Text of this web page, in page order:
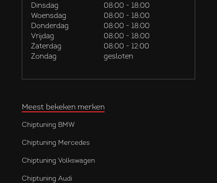
Dinsdag
08:00 - 18:00
Woensdag
08:00 - 18:00
Donderdag
08:00 - 18:00
Vrijdag
08:00 - 18:00
Zaterdag
08:00 - 12:00
Zondag
gesloten
Meest bekeken merken
Chiptuning BMW
Chiptuning Mercedes
Chiptuning Volkswagen
Chiptuning Audi